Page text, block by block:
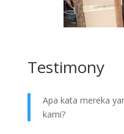
Testimony
Apa kata mereka
kami?